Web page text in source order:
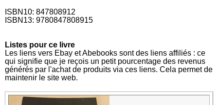
ISBN10: 847808912
ISBN13: 9780847808915
Listes pour ce livre
Les liens vers Ebay et Abebooks sont des liens affiliés : ce
qui signifie que je reçois un petit pourcentage des revenus
générés par l'achat de produits via ces liens. Cela permet de
maintenir le site web.